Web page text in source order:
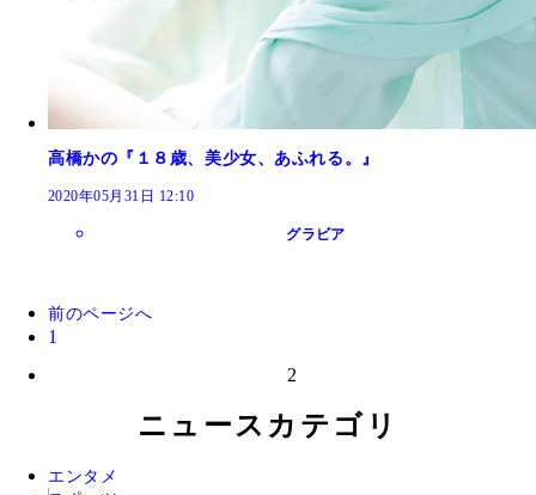
高橋かの『１８歳、美少女、あふれる。』
2020年05月31日 12:10
グラビア
前のページへ
1
2
ニュースカテゴリ
エンタメ